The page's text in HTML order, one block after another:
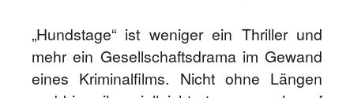
„Hundstage“ ist weniger ein Thriller und
mehr ein Gesellschaftsdrama im Gewand
eines Kriminalfilms. Nicht ohne Längen